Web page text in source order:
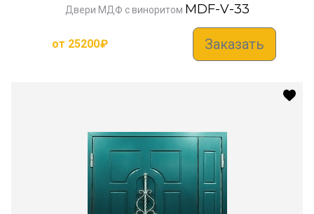
Двери МДФ с виноритом MDF-V-33
от 25200₽ Заказать